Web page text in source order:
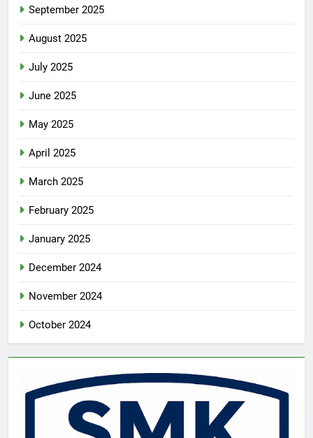
September 2025
August 2025
July 2025
June 2025
May 2025
April 2025
March 2025
February 2025
January 2025
December 2024
November 2024
October 2024